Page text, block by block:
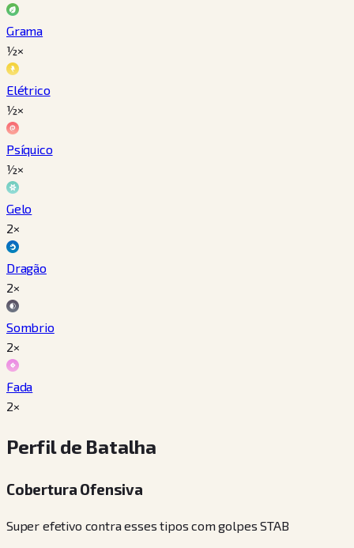
Grama
½×
Elétrico
½×
Psíquico
½×
Gelo
2×
Dragão
2×
Sombrio
2×
Fada
2×
Perfil de Batalha
Cobertura Ofensiva
Super efetivo contra esses tipos com golpes STAB